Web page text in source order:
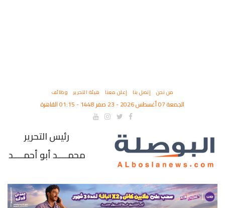
من نحن إتصل بنا إعلن معنا هيئة التحرير وظائف
الجمعة 07 أغسطس 2026 - 23 صفر 1448 - 01:15 القاهرة
رئيس التحرير
محمــــد أبو أحمــــد